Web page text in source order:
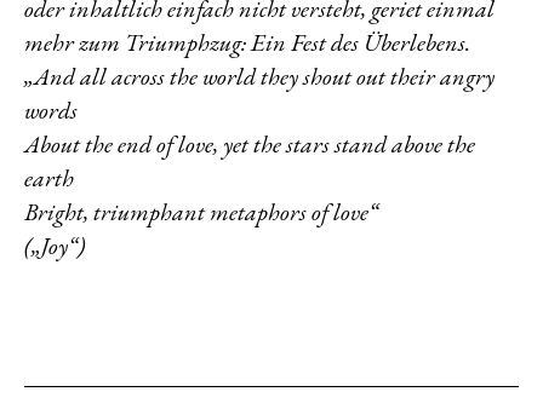
oder inhaltlich einfach nicht versteht, geriet einmal
mehr zum Triumphzug: Ein Fest des Überlebens.
„And all across the world they shout out their angry
words
About the end of love, yet the stars stand above the
earth
Bright, triumphant metaphors of love“
(„Joy“)